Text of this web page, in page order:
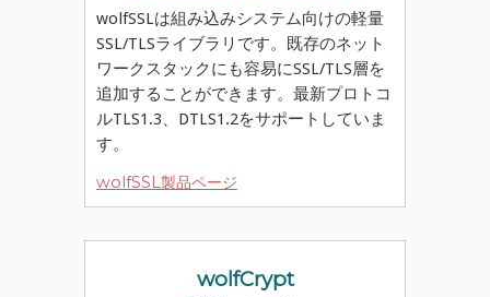
wolfSSLは組み込みシステム向けの軽量
SSL/TLSライブラリです。既存のネット
ワークスタックにも容易にSSL/TLS層を
追加することができます。最新プロトコ
ルTLS1.3、DTLS1.2をサポートしていま
す。
wolfSSL製品ページ
wolfCrypt